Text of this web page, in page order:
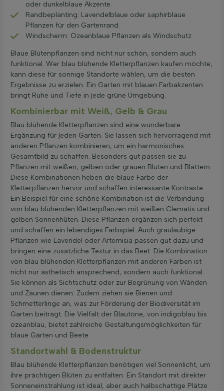
oder dunkelblaue Akzente.
Randbeplanting: Lavendelblaue oder saphirblaue
Pflanzen für den Gartenrand.
Windscherm: Ozeanblaue Pflanzen als Windschutz.
Blaue Blütenpflanzen sind nicht nur schön, sondern auch
funktional. Wer blau blühende Kletterpflanzen kaufen möchte,
kann diese für sonnige Standorte wählen, um die besten
Ergebnisse zu erzielen. Ein Garten mit blauen Farbakzenten
bringt Ruhe und Tiefe in jede grüne Umgebung.
Kombinierbar mit Weiß, Gelb & Grau
Blau blühende Kletterpflanzen sind eine wunderbare
Ergänzung für jeden Garten. Sie lassen sich hervorragend mit
anderen Pflanzen kombinieren, um ein harmonisches
Gesamtbild zu schaffen. Besonders gut passen sie zu
Pflanzen mit weißen, gelben oder grauen Blüten und Blättern.
Diese Kombinationen heben die blaue Farbe der
Kletterpflanzen hervor und schaffen interessante Kontraste.
Ein Beispiel für eine schöne Kombination ist die Verbindung
von blau blühenden Kletterpflanzen mit weißen Clematis und
gelben Sonnenhüten. Diese Pflanzen ergänzen sich perfekt
und schaffen ein lebendiges Farbspiel. Auch graulaubige
Pflanzen wie Lavendel oder Artemisia passen gut dazu und
bringen eine zusätzliche Textur in das Beet. Die Kombination
von blau blühenden Kletterpflanzen mit anderen Farben ist
nicht nur ästhetisch ansprechend, sondern auch funktional.
Sie können als Sichtschutz oder zur Begrünung von Wänden
und Zäunen dienen. Zudem ziehen sie Bienen und
Schmetterlinge an, was zur Förderung der Biodiversität im
Garten beiträgt. Die Vielfalt der Blautöne, von indigoblau bis
ozeanblau, bietet zahlreiche Gestaltungsmöglichkeiten für
blaue Gärten und Beete.
Standortwahl & Bodenstruktur
Blau blühende Kletterpflanzen benötigen viel Sonnenlicht, um
ihre prächtigen Blüten zu entfalten. Ein Standort mit direkter
Sonneneinstrahlung ist ideal, aber auch halbschattige Plätze